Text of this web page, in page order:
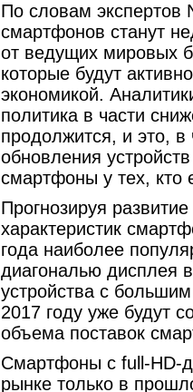
По словам экспертов
смартфонов станут
от ведущих мировых
которые будут
экономикой.
политика в части
продолжится, и это, в
обновления
смартфоны у тех, кто
Прогнозируя
характеристик
года наиболее
диагональю дисплея
устройства с
2017 году уже будут
объема поставок
Смартфоны с full-HD-
рынке только в